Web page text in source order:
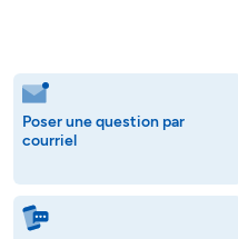
Poser une question par
courriel